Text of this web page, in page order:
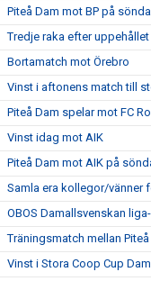
Piteå Dam mot BP på
Tredje raka efter uppehållet
Bortamatch mot Örebro
Vinst i aftonens match till
Piteå Dam spelar mot FC
Vinst idag mot AIK
Piteå Dam mot AIK på
Samla era kollegor/vänner
OBOS Damallsvenskan
Träningsmatch mellan
Vinst i Stora Coop Cup